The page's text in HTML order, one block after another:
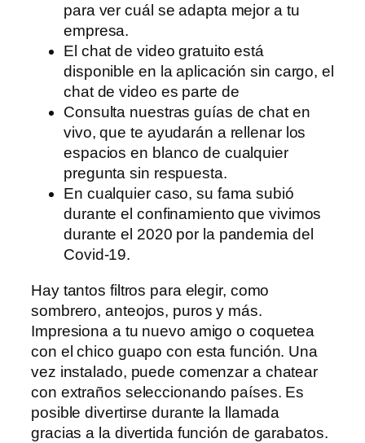
para ver cuál se adapta mejor a tu
empresa.
El chat de video gratuito está
disponible en la aplicación sin cargo, el
chat de video es parte de
Consulta nuestras guías de chat en
vivo, que te ayudarán a rellenar los
espacios en blanco de cualquier
pregunta sin respuesta.
En cualquier caso, su fama subió
durante el confinamiento que vivimos
durante el 2020 por la pandemia del
Covid-19.
Hay tantos filtros para elegir, como
sombrero, anteojos, puros y más.
Impresiona a tu nuevo amigo o coquetea
con el chico guapo con esta función. Una
vez instalado, puede comenzar a chatear
con extraños seleccionando países. Es
posible divertirse durante la llamada
gracias a la divertida función de garabatos.